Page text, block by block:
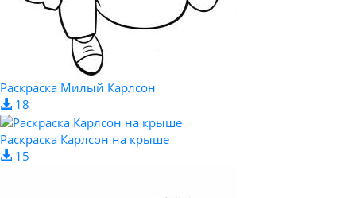
Раскраска Милый Карлсон
18
Раскраска Карлсон на крыше
15